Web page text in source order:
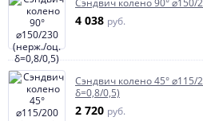
Сэндвич колено 90° ⌀150/
4 038 руб.
Сэндвич колено 45°
δ=0,8/0,5)
2 720 руб.